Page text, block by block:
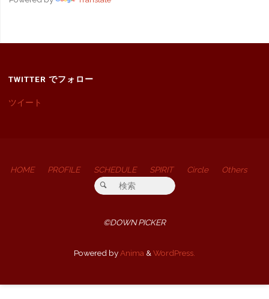
TWITTER でフォロー
ツイート
HOME PROFILE SCHEDULE SPIRIT Circle
Others
検索対象:
検索
©DOWN PICKER
Powered byAnima &WordPress.